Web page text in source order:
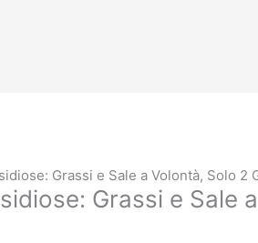
Grassi e Sale a Volontà, Solo
Grassi e Sale